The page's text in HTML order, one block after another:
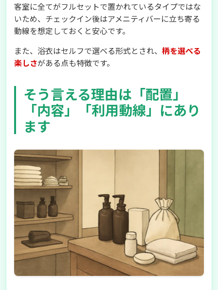
客室に全てがフルセットで置かれているタイプではな
いため、チェックイン後はアメニティバーに立ち寄る
動線を想定しておくと安心です。
また、浴衣はセルフで選べる形式とされ、 柄を選べる
楽しさがある点も特徴です。
そう言える理由は「配置」
「内容」「利用動線」にあり
ます